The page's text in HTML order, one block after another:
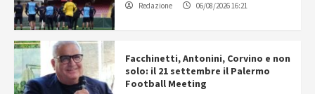
Redazione 06/08/2026 16:21
Facchinetti, Antonini, Corvino e non
solo: il 21 settembre il Palermo
Football Meeting